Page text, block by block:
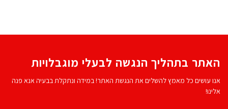
האתר בתהליך הנגשה לבעלי מוגבלויות
אנו עושים כל מאמץ להשלים את הנגשת האתר! במידה ונתקלת בבעיה אנא פנה
אלינו!